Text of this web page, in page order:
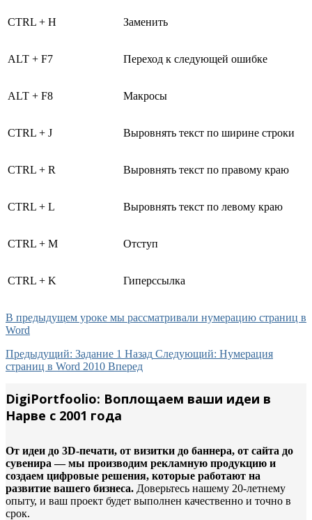
CTRL + H Заменить
ALT + F7 Переход к следующей ошибке
ALT + F8 Макросы
CTRL + J Выровнять текст по ширине строки
CTRL + R Выровнять текст по правому краю
CTRL + L Выровнять текст по левому краю
CTRL + M Отступ
CTRL + K Гиперссылка
В предыдущем уроке мы рассматривали нумерацию страниц в
Word
Предыдущий: Задание 1 Назад Следующий: Нумерация
страниц в Word 2010 Вперед
DigiPortfoolio: Воплощаем ваши идеи в
Нарве с 2001 года
От идеи до 3D-печати, от визитки до баннера, от сайта до
сувенира — мы производим рекламную продукцию и
создаем цифровые решения, которые работают на
развитие вашего бизнеса. Доверьтесь нашему 20-летнему
опыту, и ваш проект будет выполнен качественно и точно в
срок.